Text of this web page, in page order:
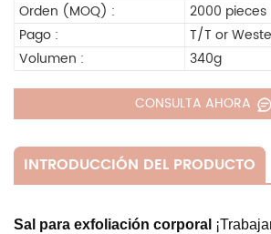
Orden (MOQ) :
2000 pieces
Pago :
T/T or
Volumen :
340g
CONSULTA AHORA
INTRODUCCIÓN DEL PRODUCTO
Sal para exfoliación corporal